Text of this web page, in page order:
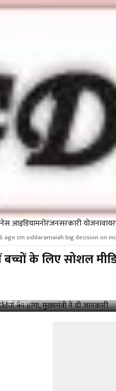
आइडियामनोरंजनसरकारी योजना
age cm siddaramaiah big decision on
के लिए सोशल
दी जानकारी